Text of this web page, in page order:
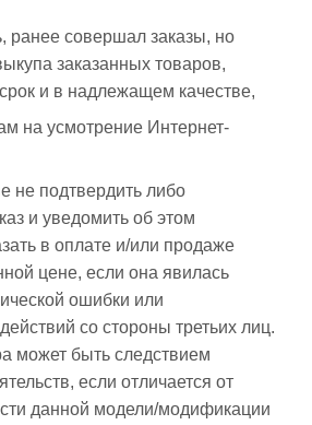
ранее совершал заказы, но
заказанных товаров,
и в надлежащем качестве,
на усмотрение Интернет-
не подтвердить либо
и уведомить об этом
в оплате и/или продаже
цене, если она явилась
ошибки или
со стороны третьих лиц.
может быть следствием
если отличается от
данной модели/модификации